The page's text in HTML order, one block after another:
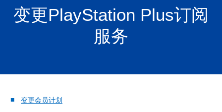
变更PlayStation Plus订阅
服务
变更会员计划